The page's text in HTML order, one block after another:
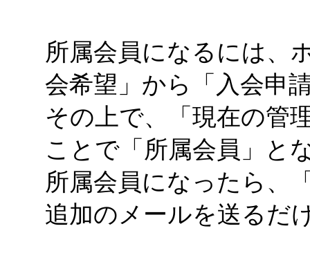
所属会員になるには、
会希望」から「入会申
その上で、「現在の管
ことで「所属会員」と
所属会員になったら、
追加のメールを送るだ